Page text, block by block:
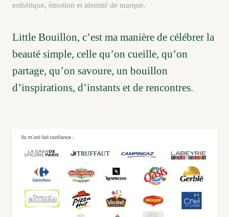
esthétique, émotion et identité de marque.
Little Bouillon, c’est ma manière de célébrer la
beauté simple, celle qu’on cueille, qu’on
partage, qu’on savoure, un bouillon
d’inspirations, d’instants et de rencontres.